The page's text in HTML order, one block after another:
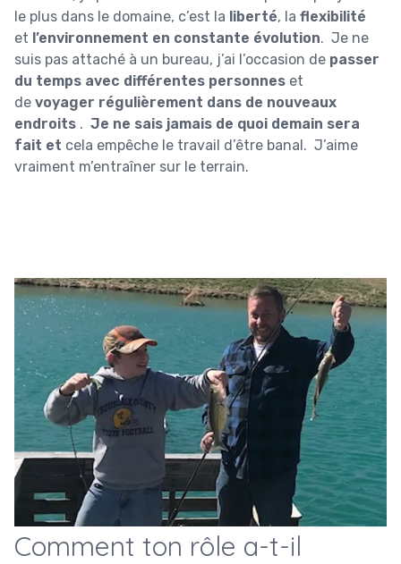
le plus dans le domaine, c’est la liberté, la flexibilité
et l’environnement en constante évolution. Je ne
suis pas attaché à un bureau, j’ai l’occasion de passer
du temps avec différentes personnes et
de voyager régulièrement dans de nouveaux
endroits . Je ne sais jamais de quoi demain sera
fait et cela empêche le travail d’être banal. J’aime
vraiment m’entraîner sur le terrain.
Comment ton rôle a-t-il